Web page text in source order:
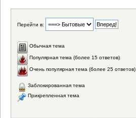
Перейти в:
Обычная тема
Популярная тема (более 15 ответов)
Очень популярная тема (более 25 ответов)
Заблокированная тема
Прикрепленная тема